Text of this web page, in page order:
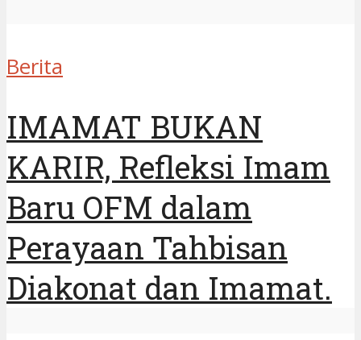
Berita
IMAMAT BUKAN
KARIR, Refleksi Imam
Baru OFM dalam
Perayaan Tahbisan
Diakonat dan Imamat.